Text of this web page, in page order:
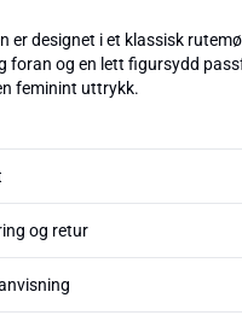
er designet i et klassisk
foran og en lett figursydd
feminint uttrykk.
og retur